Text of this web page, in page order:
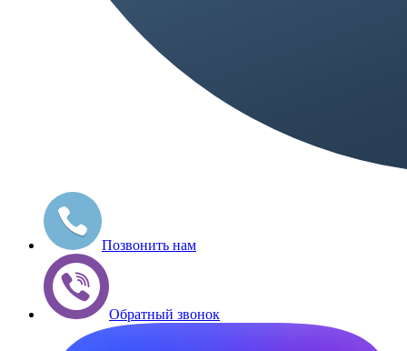
Позвонить нам
Обратный звонок